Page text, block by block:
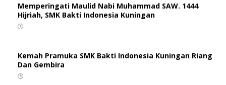
Memperingati Maulid Nabi Muhammad SAW. 1444
Hijriah, SMK Bakti Indonesia Kuningan
Kemah Pramuka SMK Bakti Indonesia Kuningan Riang
Dan Gembira